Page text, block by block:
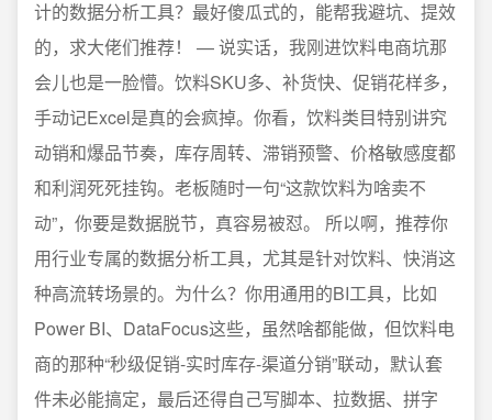
计的数据分析工具？最好傻瓜式的，能帮我避坑、提效
的，求大佬们推荐！ — 说实话，我刚进饮料电商坑那
会儿也是一脸懵。饮料SKU多、补货快、促销花样多，
手动记Excel是真的会疯掉。你看，饮料类目特别讲究
动销和爆品节奏，库存周转、滞销预警、价格敏感度都
和利润死死挂钩。老板随时一句“这款饮料为啥卖不
动”，你要是数据脱节，真容易被怼。 所以啊，推荐你
用行业专属的数据分析工具，尤其是针对饮料、快消这
种高流转场景的。为什么？你用通用的BI工具，比如
Power BI、DataFocus这些，虽然啥都能做，但饮料电
商的那种“秒级促销-实时库存-渠道分销”联动，默认套
件未必能搞定，最后还得自己写脚本、拉数据、拼字